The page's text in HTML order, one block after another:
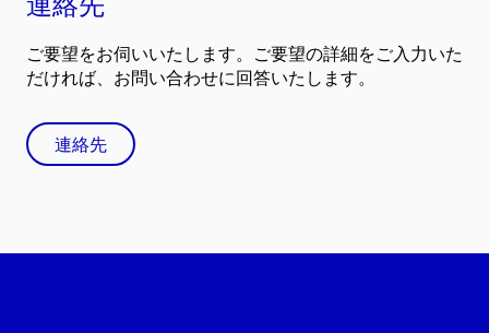
ご要望をお伺いいたします。ご要望の詳細をご入力いた
だければ、お問い合わせに回答いたします。
連絡先